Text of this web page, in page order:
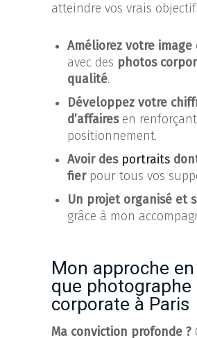
atteindre vos vrais
Améliorez votre image
avec des photos
qualité.
Développez votre
d’affairesen
positionnement.
Avoir des portraits
fierpour tous vos
Un projet organisé et
grâce à mon
Mon approche
que photographe
corporate à Paris
Ma conviction profonde ?